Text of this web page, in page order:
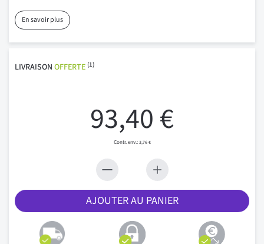
En savoir plus
LIVRAISON OFFERTE (1)
93,40 €
3,76 €
AJOUTER AU PANIER